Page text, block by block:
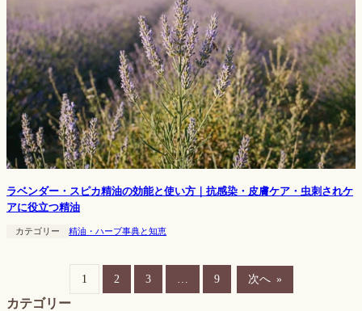
ラベンダー・スピカ精油の効能と使い方｜抗感染・皮膚ケア・虫刺されケ
アに役立つ精油
カテゴリー 精油・ハーブ事典と知恵
1 2 3 9 次へ »
カテゴリー